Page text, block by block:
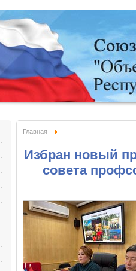
Главная
Избран новый
совета